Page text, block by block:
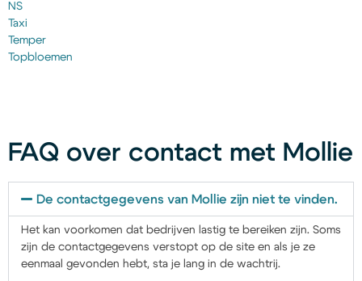
NS
Taxi
Temper
Topbloemen
FAQ over contact met Mollie
De contactgegevens van Mollie zijn niet te vinden.
Het kan voorkomen dat bedrijven lastig te bereiken zijn. Soms
zijn de contactgegevens verstopt op de site en als je ze
eenmaal gevonden hebt, sta je lang in de wachtrij.